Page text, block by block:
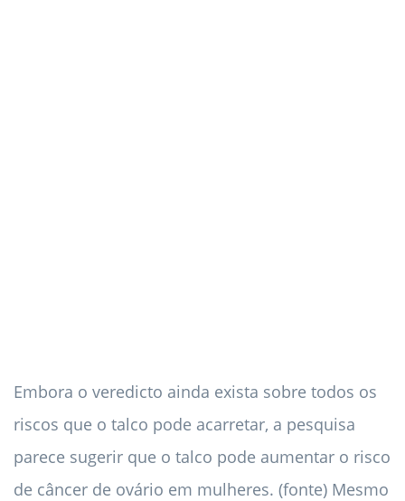
Embora o veredicto ainda exista sobre todos os
riscos que o talco pode acarretar, a pesquisa
parece sugerir que o talco pode aumentar o risco
de câncer de ovário em mulheres. (fonte) Mesmo